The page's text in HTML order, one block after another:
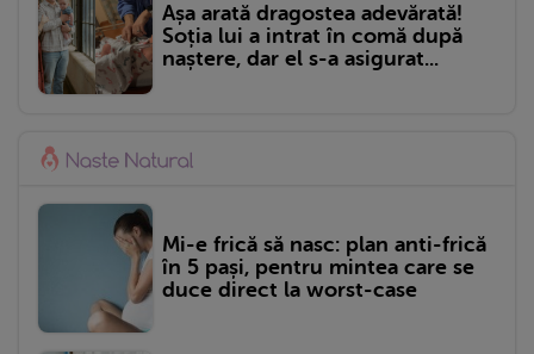
Așa arată dragostea adevărată!
Soția lui a intrat în comă după
naștere, dar el s-a asigurat...
Mi-e frică să nasc: plan anti-frică
în 5 pași, pentru mintea care se
duce direct la worst-case